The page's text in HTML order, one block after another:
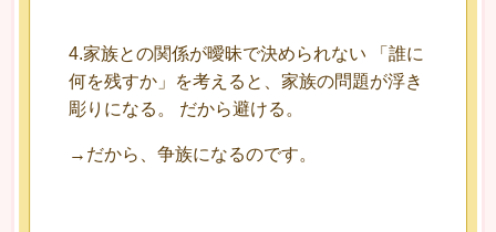
4.家族との関係が曖昧で決められない 「誰に
何を残すか」を考えると、家族の問題が浮き
彫りになる。 だから避ける。
→だから、争族になるのです。